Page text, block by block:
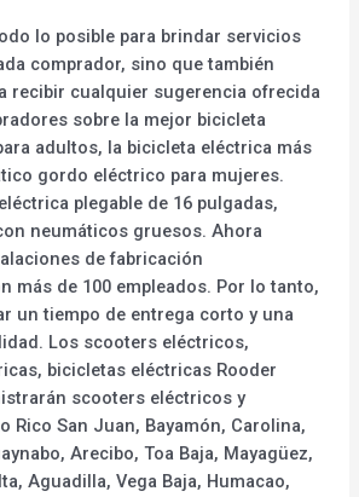
lo posible para brindar servicios
comprador, sino que también
recibir cualquier sugerencia ofrecida
sobre la mejor bicicleta
adultos, la bicicleta eléctrica más
gordo eléctrico para mujeres.
plegable de 16 pulgadas,
neumáticos gruesos. Ahora
de fabricación
más de 100 empleados. Por lo tanto,
un tiempo de entrega corto y una
Los scooters eléctricos,
bicicletas eléctricas Rooder
scooters eléctricos y
Rico San Juan, Bayamón, Carolina,
Arecibo, Toa Baja, Mayagüez,
Aguadilla, Vega Baja, Humacao,